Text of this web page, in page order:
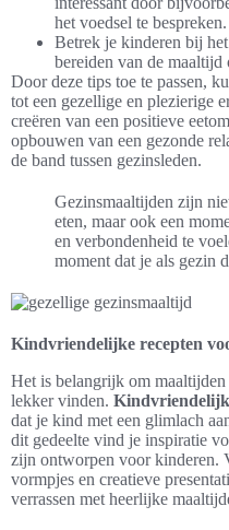
het voedsel te bespreken.
Betrek je kinderen bij
bereiden van de
Door deze tips toe te passen,
tot een gezellige en plezierige
creëren van een positieve
opbouwen van een gezonde
de band tussen gezinsleden.
Gezinsmaaltijden zijn
eten, maar ook een
en verbondenheid te
moment dat je als gezin
Kindvriendelijke recepten
Het is belangrijk om
lekker vinden.
dat je kind met een glimlach
dit gedeelte vind je inspiratie
zijn ontworpen voor kinderen.
vormpjes en creatieve
verrassen met heerlijke